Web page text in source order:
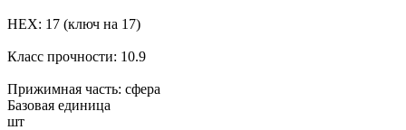
HEX: 17 (ключ на 17)
Класс прочности: 10.9
Прижимная часть: сфера
Базовая единица
шт